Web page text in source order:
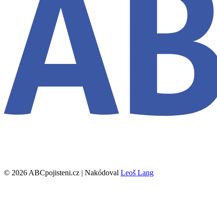
© 2026 ABCpojisteni.cz | Nakódoval Leoš Lang